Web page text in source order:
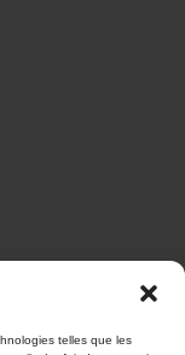
telles que les